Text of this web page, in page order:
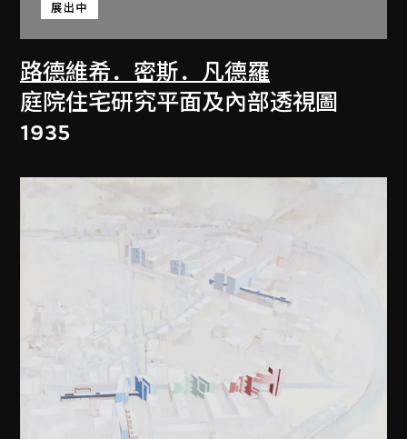
路德維希．密斯．凡德羅
展出中
庭院住宅研究平面及內部透視圖
1935